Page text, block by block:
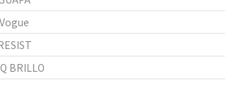
Vogue
BRILLO